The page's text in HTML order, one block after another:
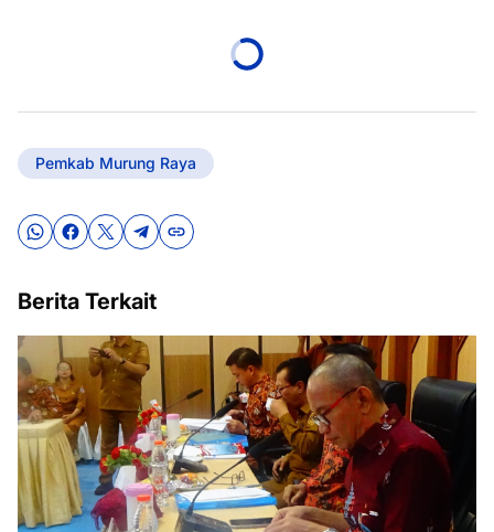
Pemkab Murung Raya
Berita Terkait